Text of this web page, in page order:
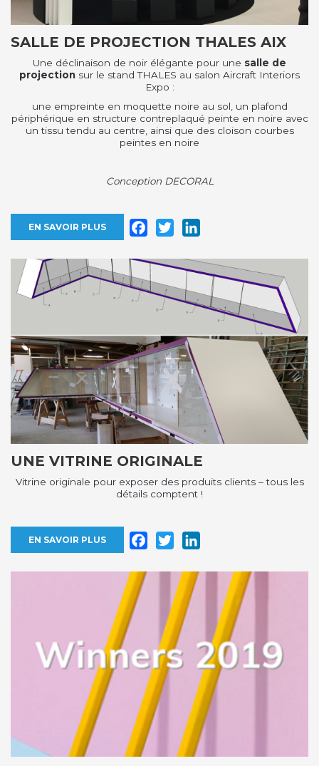
SALLE DE PROJECTION THALES AIX
Une déclinaison de noir élégante pour une salle de
projection sur le stand THALES au salon Aircraft Interiors
Expo :
une empreinte en moquette noire au sol, un plafond
périphérique en structure contreplaqué peinte en noire avec
un tissu tendu au centre, ainsi que des cloison courbes
peintes en noire
Conception DECORAL
EN SAVOIR PLUS Facebook
Twitter
UNE VITRINE ORIGINALE
Vitrine originale pour exposer des produits clients – tous les
détails comptent !
EN SAVOIR PLUS Facebook
Twitter